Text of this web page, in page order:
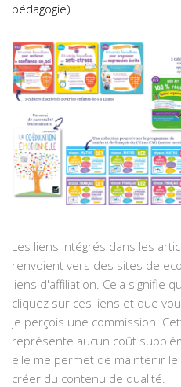
pédagogie)
Les liens intégrés dans les
renvoient vers des sites de
liens d'affiliation. Cela signifie
cliquez sur ces liens et que
je perçois une commission.
représente aucun coût
elle me permet de maintenir
créer du contenu de qualité.